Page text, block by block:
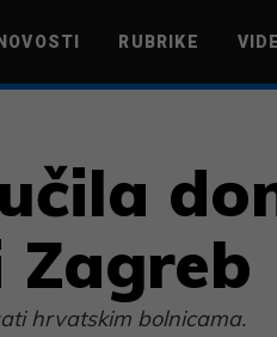
NOVOSTI RUBRIKE
Zagreb
hrvatskim bolnicama.